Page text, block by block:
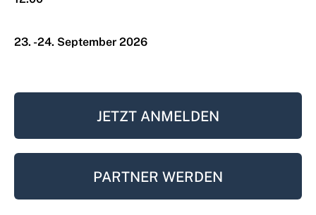
23. -24. September 2026
JETZT ANMELDEN
PARTNER WERDEN